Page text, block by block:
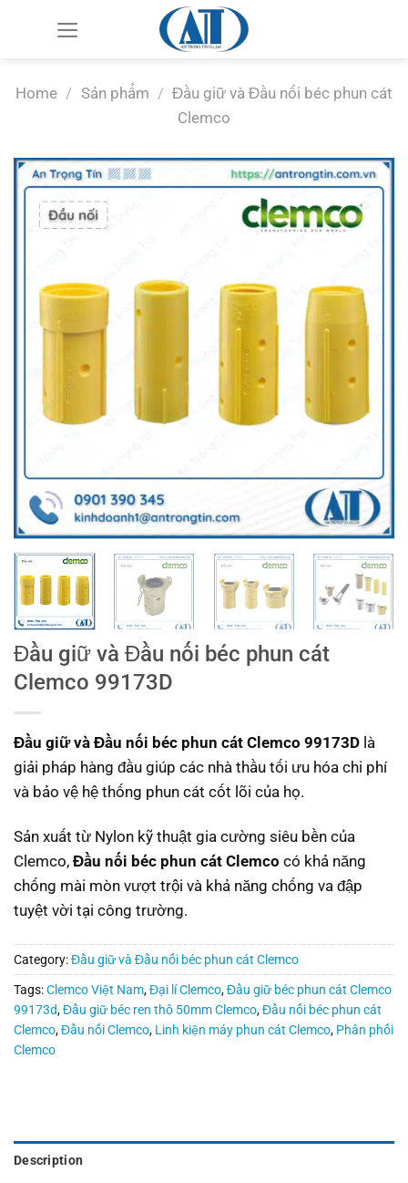
dungHome / Sản phẩm / Đầu giữ và Đầu nối béc phun cát
Clemco
Đầu giữ và Đầu nối béc phun cát
Clemco 99173D
Đầu giữ và Đầu nối béc phun cát Clemco 99173D là
giải pháp hàng đầu giúp các nhà thầu tối ưu hóa chi phí
và bảo vệ hệ thống phun cát cốt lõi của họ.
Sản xuất từ ​​Nylon kỹ thuật gia cường siêu bền của
Clemco, Đầu nối béc phun cát Clemco có khả năng
chống mài mòn vượt trội và khả năng chống va đập
tuyệt vời tại công trường.
Category:Đầu giữ và Đầu nối béc phun cát Clemco
Tags:Clemco Việt Nam,Đại lí Clemco,Đầu giữ béc phun cát Clemco
99173d,Đầu giữ béc ren thô 50mm Clemco,Đầu nối béc phun cát
Clemco,Đầu nối Clemco, Linh kiện máy phun cát Clemco, Phân phối
Clemco
Description